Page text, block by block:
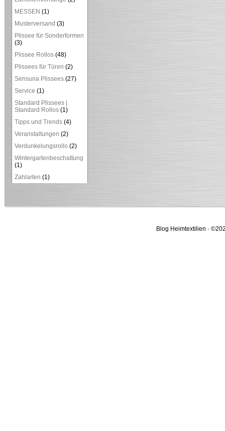
MESSEN (1)
Musterversand (3)
Plissee für Sonderformen
(3)
Plissee Rollos(48)
Plissees für Türen (2)
Sensuna Plissees(27)
Service (1)
Standard Plissees |
Standard Rollos(1)
Tipps und Trends(4)
Veranstaltungen (2)
Verdunkelungsrollo (2)
Wintergartenbeschattung
(1)
Zahlarten (1)
Blog Heimtextilien ·